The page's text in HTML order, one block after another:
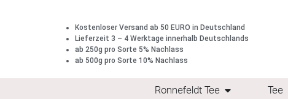
Kostenloser Versand ab 50 EURO in Deutschland
Lieferzeit 3 – 4 Werktage innerhalb Deutschlands
ab 250g pro Sorte 5% Nachlass
ab 500g pro Sorte 10% Nachlass
Ronnefeldt Tee Tee